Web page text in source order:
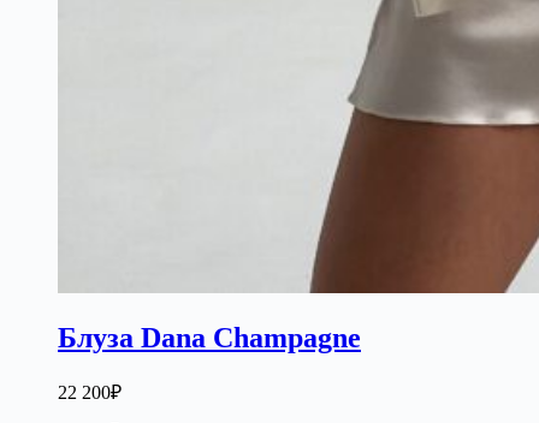
Блуза Dana Champagne
22 200₽